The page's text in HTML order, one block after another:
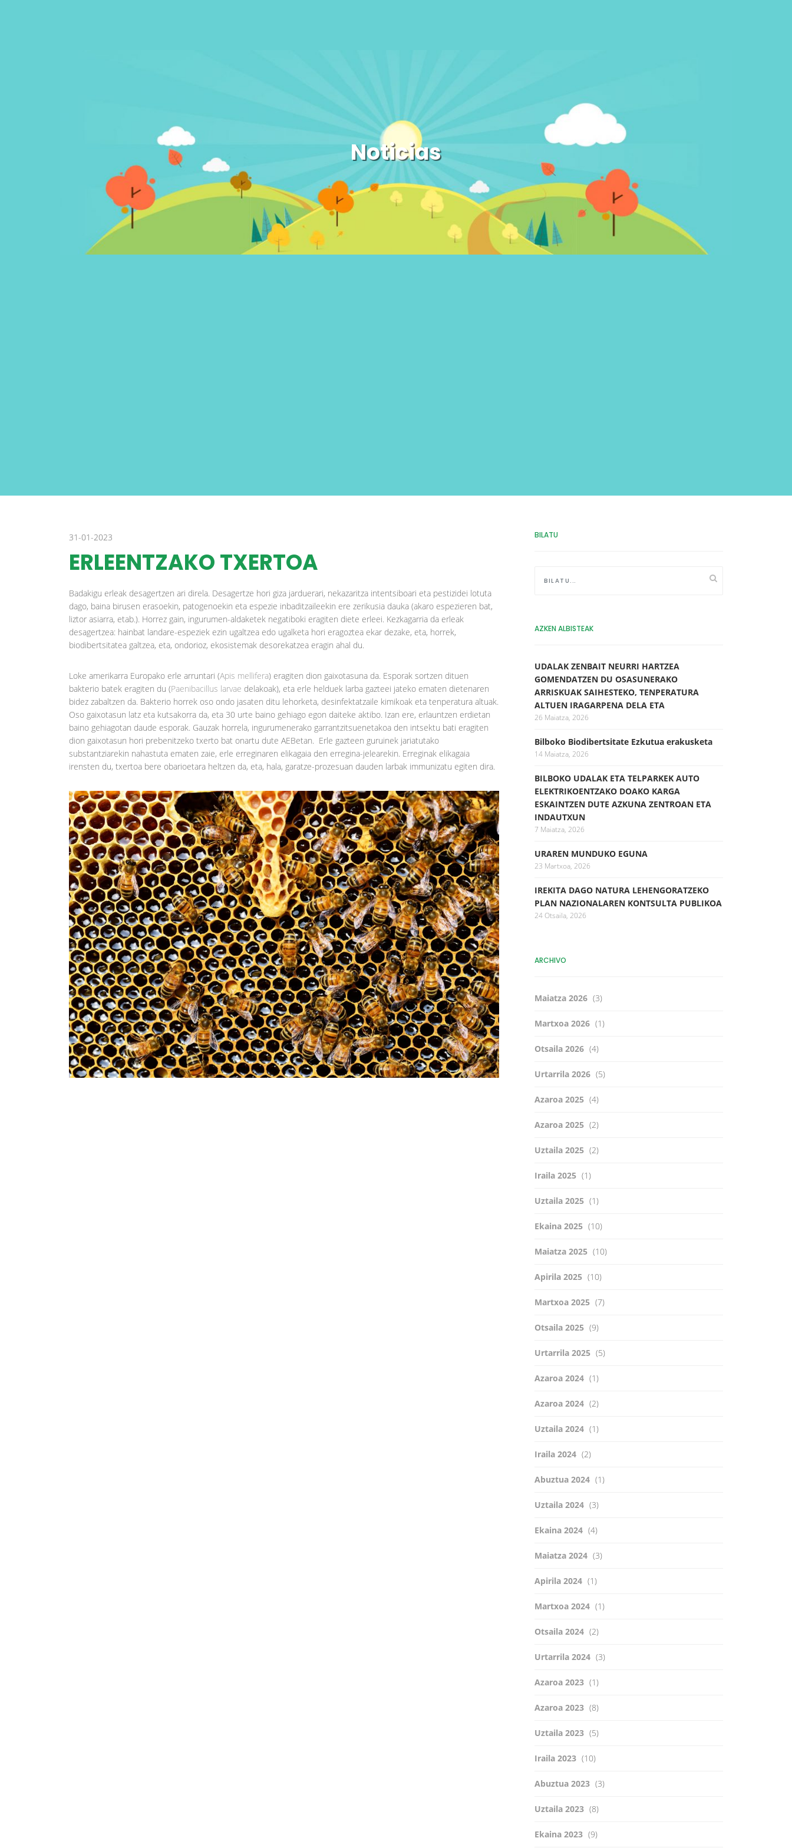
Noticias
31-01-2023
ERLEENTZAKO TXERTOA
Badakigu erleak desagertzen ari direla. Desagertze hori giza jarduerari, nekazaritza intentsiboari eta pestizidei lotuta
dago, baina birusen erasoekin, patogenoekin eta espezie inbaditzaileekin ere zerikusia dauka (akaro espezieren bat,
liztor asiarra, etab.). Horrez gain, ingurumen-aldaketek negatiboki eragiten diete erleei. Kezkagarria da erleak
desagertzea: hainbat landare-espeziek ezin ugaltzea edo ugalketa hori eragoztea ekar dezake, eta, horrek,
biodibertsitatea galtzea, eta, ondorioz, ekosistemak desorekatzea eragin ahal du.
Loke amerikarra Europako erle arruntari (Apis mellifera) eragiten dion gaixotasuna da. Esporak sortzen dituen
bakterio batek eragiten du (Paenibacillus larvae delakoak), eta erle helduek larba gazteei jateko ematen dietenaren
bidez zabaltzen da. Bakterio horrek oso ondo jasaten ditu lehorketa, desinfektatzaile kimikoak eta tenperatura altuak.
Oso gaixotasun latz eta kutsakorra da, eta 30 urte baino gehiago egon daiteke aktibo. Izan ere, erlauntzen erdietan
baino gehiagotan daude esporak. Gauzak horrela, ingurumenerako garrantzitsuenetakoa den intsektu bati eragiten
dion gaixotasun hori prebenitzeko txerto bat onartu dute AEBetan. Erle gazteen guruinek jariatutako
substantziarekin nahastuta ematen zaie, erle erreginaren elikagaia den erregina-jelearekin. Erreginak elikagaia
irensten du, txertoa bere obarioetara heltzen da, eta, hala, garatze-prozesuan dauden larbak immunizatu egiten dira.
BILATU
AZKEN ALBISTEAK
UDALAK ZENBAIT NEURRI HARTZEA
GOMENDATZEN DU OSASUNERAKO
ARRISKUAK SAIHESTEKO, TENPERATURA
ALTUEN IRAGARPENA DELA ETA
26 Maiatza, 2026
Bilboko Biodibertsitate Ezkutua erakusketa
14 Maiatza, 2026
BILBOKO UDALAK ETA TELPARKEK AUTO
ELEKTRIKOENTZAKO DOAKO KARGA
ESKAINTZEN DUTE AZKUNA ZENTROAN ETA
INDAUTXUN
7 Maiatza, 2026
URAREN MUNDUKO EGUNA
23 Martxoa, 2026
IREKITA DAGO NATURA LEHENGORATZEKO
PLAN NAZIONALAREN KONTSULTA PUBLIKOA
24 Otsaila, 2026
ARCHIVO
Maiatza 2026 (3)
Martxoa 2026 (1)
Otsaila 2026 (4)
Urtarrila 2026 (5)
Azaroa 2025 (4)
Azaroa 2025 (2)
Uztaila 2025 (2)
Iraila 2025 (1)
Uztaila 2025 (1)
Ekaina 2025 (10)
Maiatza 2025 (10)
Apirila 2025 (10)
Martxoa 2025 (7)
Otsaila 2025 (9)
Urtarrila 2025 (5)
Azaroa 2024 (1)
Azaroa 2024 (2)
Uztaila 2024 (1)
Iraila 2024 (2)
Abuztua 2024 (1)
Uztaila 2024 (3)
Ekaina 2024 (4)
Maiatza 2024 (3)
Apirila 2024 (1)
Martxoa 2024 (1)
Otsaila 2024 (2)
Urtarrila 2024 (3)
Azaroa 2023 (1)
Azaroa 2023 (8)
Uztaila 2023 (5)
Iraila 2023 (10)
Abuztua 2023 (3)
Uztaila 2023 (8)
Ekaina 2023 (9)